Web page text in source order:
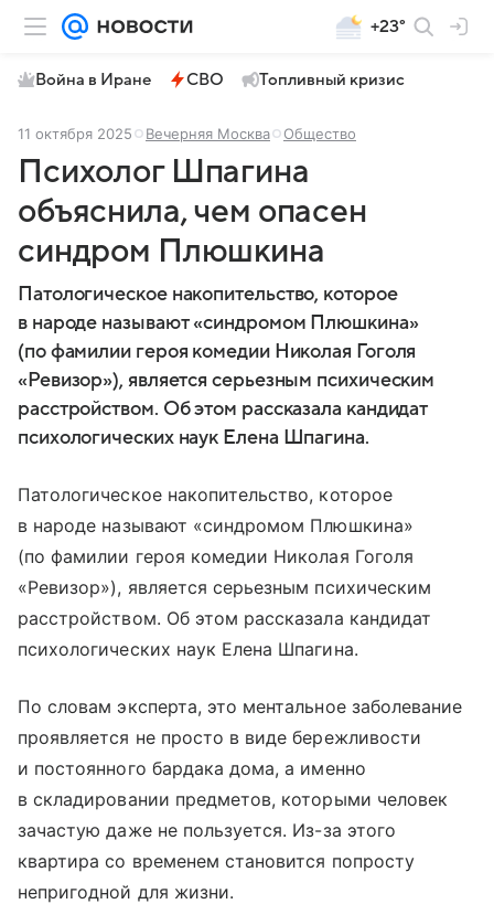
+23°
Война в Иране СВО Топливный кризис
11 октября 2025 Вечерняя Москва Общество
Психолог Шпагина
объяснила, чем опасен
синдром Плюшкина
Патологическое накопительство, которое
в народе называют «синдромом Плюшкина»
(по фамилии героя комедии Николая Гоголя
«Ревизор»), является серьезным психическим
расстройством. Об этом рассказала кандидат
психологических наук Елена Шпагина.
Патологическое накопительство, которое
в народе называют «синдромом Плюшкина»
(по фамилии героя комедии Николая Гоголя
«Ревизор»), является серьезным психическим
расстройством. Об этом рассказала кандидат
психологических наук Елена Шпагина.
По словам эксперта, это ментальное заболевание
проявляется не просто в виде бережливости
и постоянного бардака дома, а именно
в складировании предметов, которыми человек
зачастую даже не пользуется. Из-за этого
квартира со временем становится попросту
непригодной для жизни.